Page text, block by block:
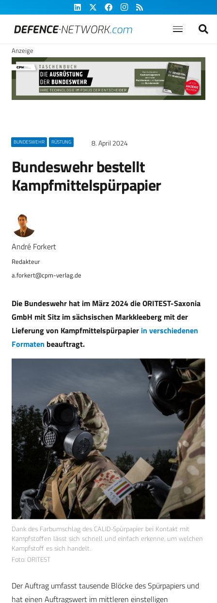
Anzeige
BUNDESWEHR RÜSTUNG 8. April 2024
Bundeswehr bestellt
Kampfmittelspürpapier
André Forkert
a.forkert@cpm-verlag.de
Die Bundeswehr hat im März 2024 die ORITEST-Saxonia
GmbH mit Sitz im sächsischen Markkleeberg mit der
Lieferung von Kampfmittelspürpapier in verschiedenen
Formaten beauftragt.
Dank des Farbumschlag des CALID-Spürpapier bei Kontakt mit
Kampfstoffen lässt sich schnell und einfach erkenne, um welchen
Kampfstoff es sich handelt.
Foto: ORITEST
Der Auftrag umfasst tausende Blöcke des Spürpapiers und
hat einen Auftragswert im mittleren einstelligen